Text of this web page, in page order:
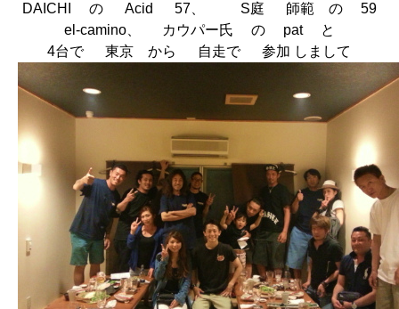
DAICHI の Acid 57、 S庭 師範 の 59
el-camino、 カウパー氏 の pat と
4台で 東京 から 自走で 参加 しまして